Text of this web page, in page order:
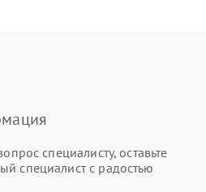
специалисту, оставьте
специалист с радостью